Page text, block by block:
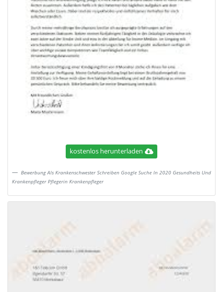
kostenlos herunterladen
Bewerbung Als Krankenschwester Schreiben Google Suche In 2020 Gesundheits Und
Krankenpfleger Pflegerin Krankenpfleger